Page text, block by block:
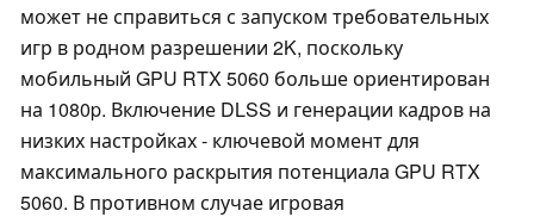
может не справиться с запуском требовательных
игр в родном разрешении 2K, поскольку
мобильный GPU RTX 5060 больше ориентирован
на 1080p. Включение DLSS и генерации кадров на
низких настройках - ключевой момент для
максимального раскрытия потенциала GPU RTX
5060. В противном случае игровая